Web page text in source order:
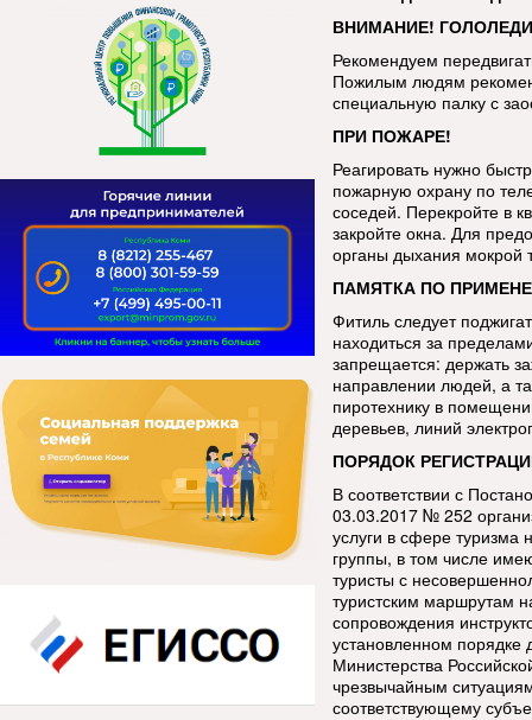
ВНИМАНИЕ!
Рекомендуем
Пожилым людям
специальную палку с
ПРИ ПОЖАРЕ!
Реагировать нужно
пожарную охрану по
соседей. Перекройте в
закройте окна. Для
органы дыхания мокрой
ПАМЯТКА ПО
Фитиль следует
находиться за
запрещается: держать
направлении людей, а
пиротехнику в
деревьев, линий
ПОРЯДОК
В соответствии с
03.03.2017 № 252
услуги в сфере туризма
группы, в том числе
туристы с
туристским маршрутам
сопровождения
установленном
Министерства
чрезвычайным
соответствующему